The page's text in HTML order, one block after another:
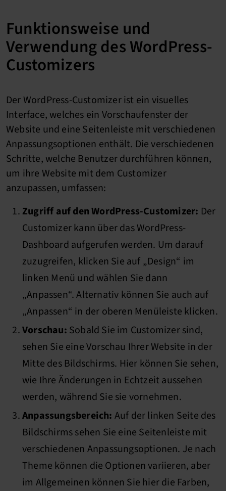
Funktionsweise und
Verwendung des WordPress-
Customizers
Der WordPress-Customizer ist ein visuelles
Interface, welches ein Vorschaufenster der
Website und eine Seitenleiste mit verschiedenen
Anpassungsoptionen enthält. Die verschiedenen
Schritte, welche Benutzer durchführen können,
um ihre Website mit dem Customizer
anzupassen, umfassen:
Zugriff auf den WordPress-Customizer: Der
Customizer kann über das WordPress-
Dashboard aufgerufen werden. Um darauf
zuzugreifen, klicken Sie auf „Design“ im
linken Menü und wählen Sie dann
„Anpassen“. Alternativ können Sie auch auf
„Anpassen“ in der oberen Menüleiste klicken.
Vorschau: Sobald Sie im Customizer sind,
sehen Sie eine Vorschau Ihrer Website in der
Mitte des Bildschirms. Hier können Sie sehen,
wie Ihre Änderungen in Echtzeit aussehen
werden, während Sie sie vornehmen.
Anpassungsbereich: Auf der linken Seite des
Bildschirms sehen Sie eine Seitenleiste mit
verschiedenen Anpassungsoptionen. Je nach
Theme können die Optionen variieren, aber
im Allgemeinen können Sie hier die Farben,